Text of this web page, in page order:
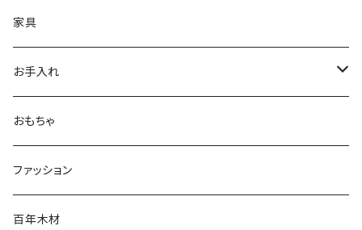
家具
お手入れ
お手入れ
お手入れ
おもちゃ
ファッション
百年木材